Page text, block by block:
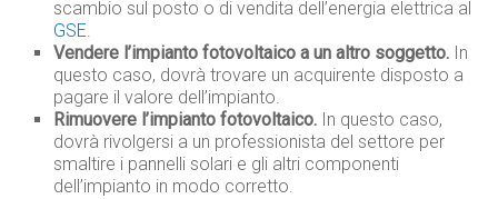
scambio sul posto o di vendita dell’energia elettrica al
GSE.
Vendere l’impianto fotovoltaico a un altro soggetto. In
questo caso, dovrà trovare un acquirente disposto a
pagare il valore dell’impianto.
Rimuovere l’impianto fotovoltaico. In questo caso,
dovrà rivolgersi a un professionista del settore per
smaltire i pannelli solari e gli altri componenti
dell’impianto in modo corretto.